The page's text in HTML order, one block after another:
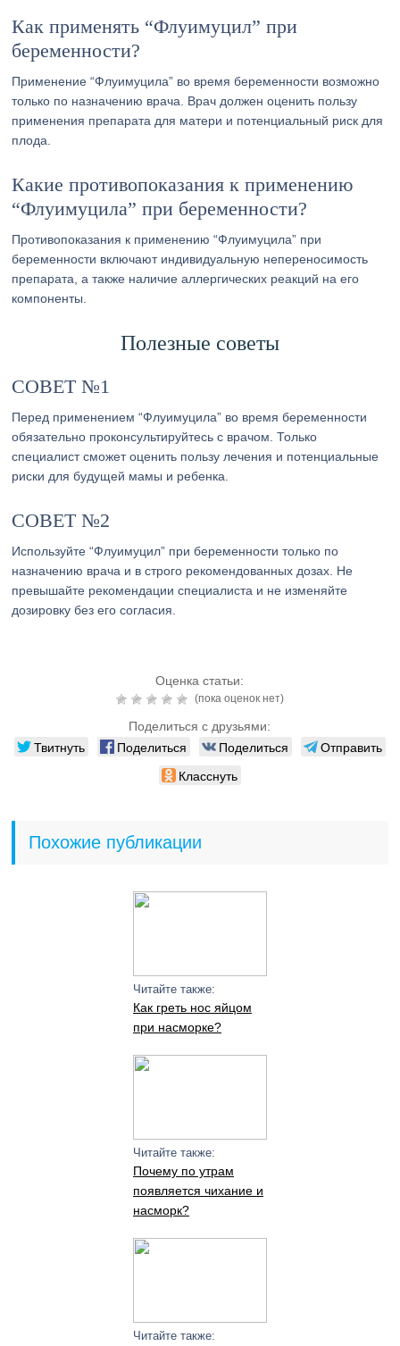
Как применять “Флуимуцил” при
беременности?
Применение “Флуимуцила” во время беременности возможно
только по назначению врача. Врач должен оценить пользу
применения препарата для матери и потенциальный риск для
плода.
Какие противопоказания к применению
“Флуимуцила” при беременности?
Противопоказания к применению “Флуимуцила” при
беременности включают индивидуальную непереносимость
препарата, а также наличие аллергических реакций на его
компоненты.
Полезные советы
СОВЕТ №1
Перед применением “Флуимуцила” во время беременности
обязательно проконсультируйтесь с врачом. Только
специалист сможет оценить пользу лечения и потенциальные
риски для будущей мамы и ребенка.
СОВЕТ №2
Используйте “Флуимуцил” при беременности только по
назначению врача и в строго рекомендованных дозах. Не
превышайте рекомендации специалиста и не изменяйте
дозировку без его согласия.
Оценка статьи:
(пока оценок нет)
Поделиться с друзьями:
Твитнуть Поделиться Поделиться
Отправить
Класснуть
Похожие публикации
Читайте также:
Как греть нос яйцом
при насморке?
Читайте также:
Почему по утрам
появляется чихание и
насморк?
Читайте также: